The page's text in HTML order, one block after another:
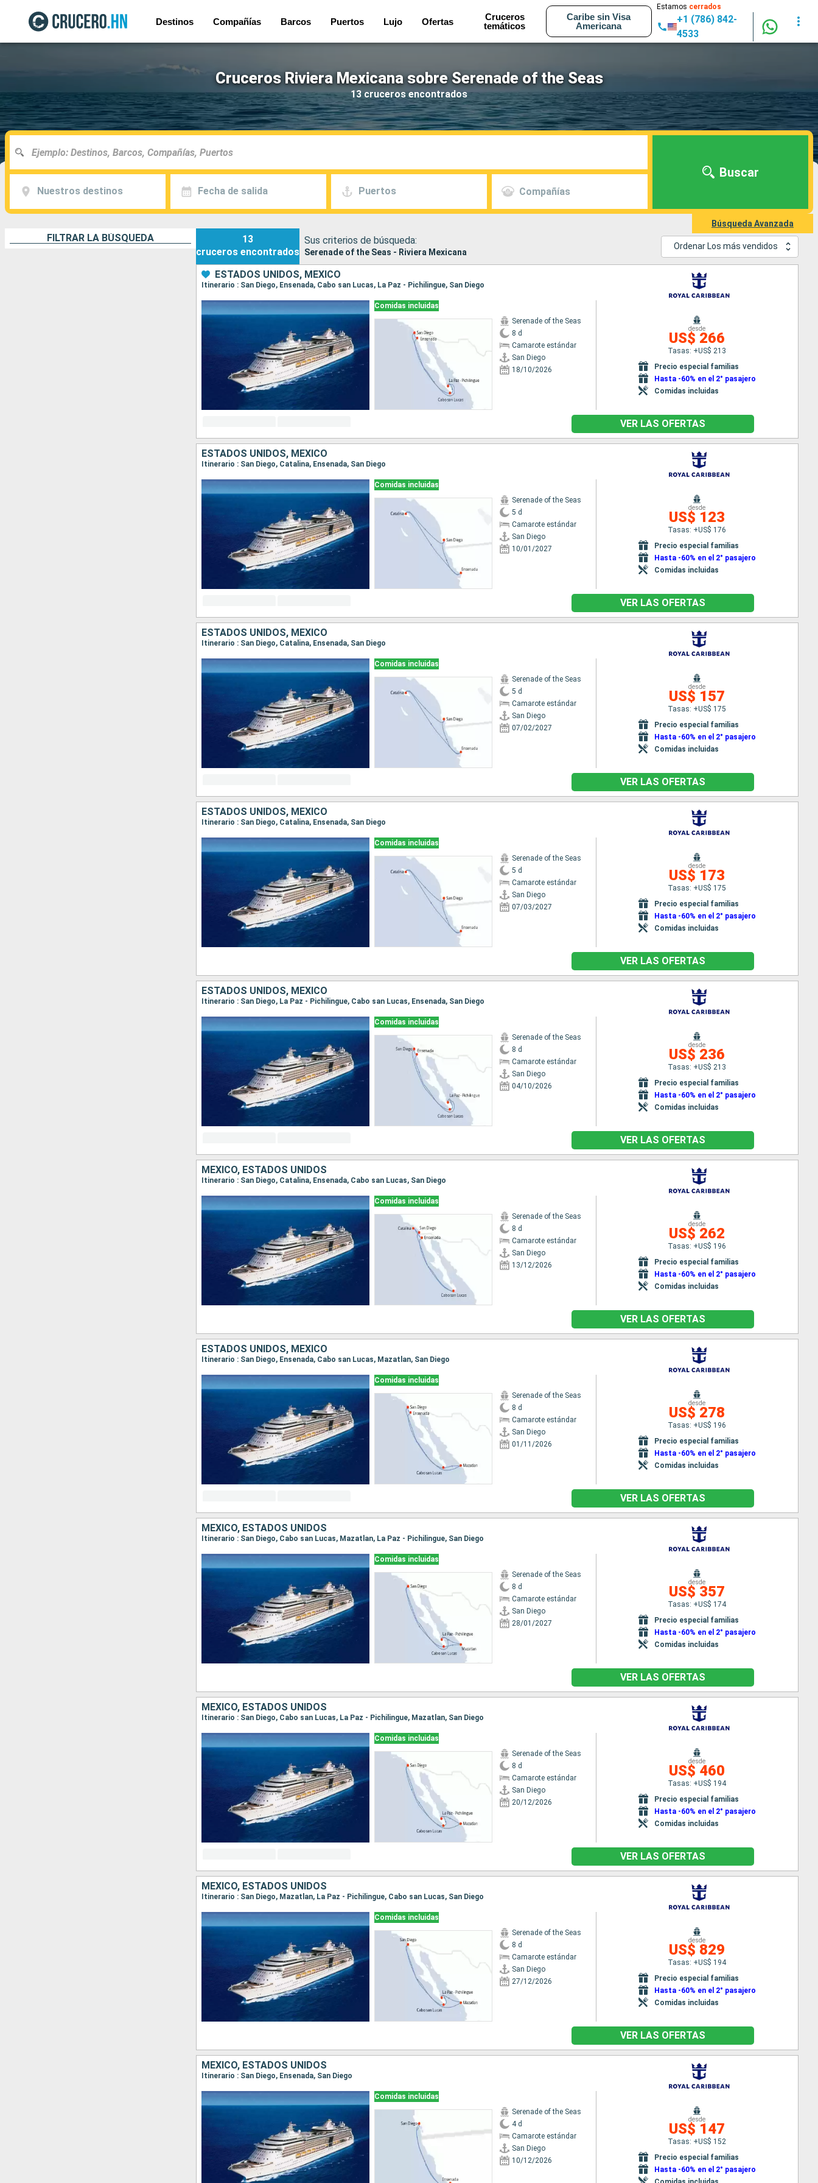
Destinos Compañías Barcos Puertos Lujo Ofertas
Cruceros
temáticos
Caribe sin Visa
Americana
Estamos cerrados
+1 (786) 842-
4533
Cruceros Riviera Mexicana sobre Serenade of the Seas
13 cruceros encontrados
Nuestros destinos Fecha de salida Puertos Compañías
Buscar
Búsqueda Avanzada
FILTRAR LA BÚSQUEDA
13
cruceros encontrados
Sus criterios de búsqueda:
Serenade of the Seas - Riviera Mexicana
Ordenar Los más vendidos
ESTADOS UNIDOS, MÉXICO
Itinerario : San Diego, Ensenada, Cabo san Lucas, La Paz - Pichilingue, San Diego
Comidas incluidas
Serenade of the Seas
8 d
Camarote estándar
San Diego
18/10/2026
desde
US$ 266
Tasas: +US$ 213
Precio especial familias
Hasta -60% en el 2° pasajero
Comidas incluidas
VER LAS OFERTAS
ESTADOS UNIDOS, MÉXICO
Itinerario : San Diego, Catalina, Ensenada, San Diego
Comidas incluidas
Serenade of the Seas
5 d
Camarote estándar
San Diego
10/01/2027
desde
US$ 123
Tasas: +US$ 176
Precio especial familias
Hasta -60% en el 2° pasajero
Comidas incluidas
VER LAS OFERTAS
ESTADOS UNIDOS, MÉXICO
Itinerario : San Diego, Catalina, Ensenada, San Diego
Comidas incluidas
Serenade of the Seas
5 d
Camarote estándar
San Diego
07/02/2027
desde
US$ 157
Tasas: +US$ 175
Precio especial familias
Hasta -60% en el 2° pasajero
Comidas incluidas
VER LAS OFERTAS
ESTADOS UNIDOS, MÉXICO
Itinerario : San Diego, Catalina, Ensenada, San Diego
Comidas incluidas
Serenade of the Seas
5 d
Camarote estándar
San Diego
07/03/2027
desde
US$ 173
Tasas: +US$ 175
Precio especial familias
Hasta -60% en el 2° pasajero
Comidas incluidas
VER LAS OFERTAS
ESTADOS UNIDOS, MÉXICO
Itinerario : San Diego, La Paz - Pichilingue, Cabo san Lucas, Ensenada, San Diego
Comidas incluidas
Serenade of the Seas
8 d
Camarote estándar
San Diego
04/10/2026
desde
US$ 236
Tasas: +US$ 213
Precio especial familias
Hasta -60% en el 2° pasajero
Comidas incluidas
VER LAS OFERTAS
MÉXICO, ESTADOS UNIDOS
Itinerario : San Diego, Catalina, Ensenada, Cabo san Lucas, San Diego
Comidas incluidas
Serenade of the Seas
8 d
Camarote estándar
San Diego
13/12/2026
desde
US$ 262
Tasas: +US$ 196
Precio especial familias
Hasta -60% en el 2° pasajero
Comidas incluidas
VER LAS OFERTAS
ESTADOS UNIDOS, MÉXICO
Itinerario : San Diego, Ensenada, Cabo san Lucas, Mazatlan, San Diego
Comidas incluidas
Serenade of the Seas
8 d
Camarote estándar
San Diego
01/11/2026
desde
US$ 278
Tasas: +US$ 196
Precio especial familias
Hasta -60% en el 2° pasajero
Comidas incluidas
VER LAS OFERTAS
MÉXICO, ESTADOS UNIDOS
Itinerario : San Diego, Cabo san Lucas, Mazatlan, La Paz - Pichilingue, San Diego
Comidas incluidas
Serenade of the Seas
8 d
Camarote estándar
San Diego
28/01/2027
desde
US$ 357
Tasas: +US$ 174
Precio especial familias
Hasta -60% en el 2° pasajero
Comidas incluidas
VER LAS OFERTAS
MÉXICO, ESTADOS UNIDOS
Itinerario : San Diego, Cabo san Lucas, La Paz - Pichilingue, Mazatlan, San Diego
Comidas incluidas
Serenade of the Seas
8 d
Camarote estándar
San Diego
20/12/2026
desde
US$ 460
Tasas: +US$ 194
Precio especial familias
Hasta -60% en el 2° pasajero
Comidas incluidas
VER LAS OFERTAS
MÉXICO, ESTADOS UNIDOS
Itinerario : San Diego, Mazatlan, La Paz - Pichilingue, Cabo san Lucas, San Diego
Comidas incluidas
Serenade of the Seas
8 d
Camarote estándar
San Diego
27/12/2026
desde
US$ 829
Tasas: +US$ 194
Precio especial familias
Hasta -60% en el 2° pasajero
Comidas incluidas
VER LAS OFERTAS
MÉXICO, ESTADOS UNIDOS
Itinerario : San Diego, Ensenada, San Diego
Comidas incluidas
Serenade of the Seas
4 d
Camarote estándar
San Diego
10/12/2026
desde
US$ 147
Tasas: +US$ 152
Precio especial familias
Hasta -60% en el 2° pasajero